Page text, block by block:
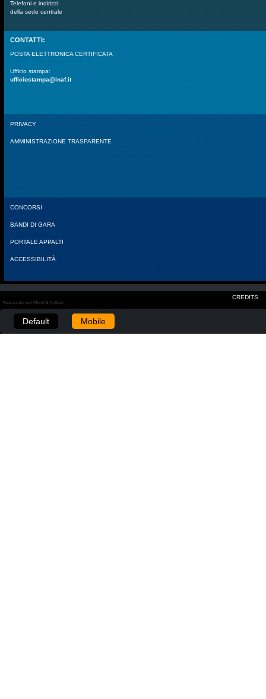
Telefoni e indirizzi
della sede centrale
CONTATTI:
POSTA ELETTRONICA CERTIFICATA
Ufficio stampa:
ufficiostampa@inaf.it
PRIVACY
AMMINISTRAZIONE TRASPARENTE
CONCORSI
BANDI DI GARA
PORTALE APPALTI
ACCESSIBILITÀ
CREDITS
Realizzato con Plone & Python
Default Mobile